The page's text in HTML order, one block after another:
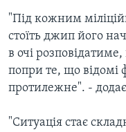
"Під кожним
стоїть джип його
в очі
попри те, що відомі
протилежне". -
"Ситуація стає